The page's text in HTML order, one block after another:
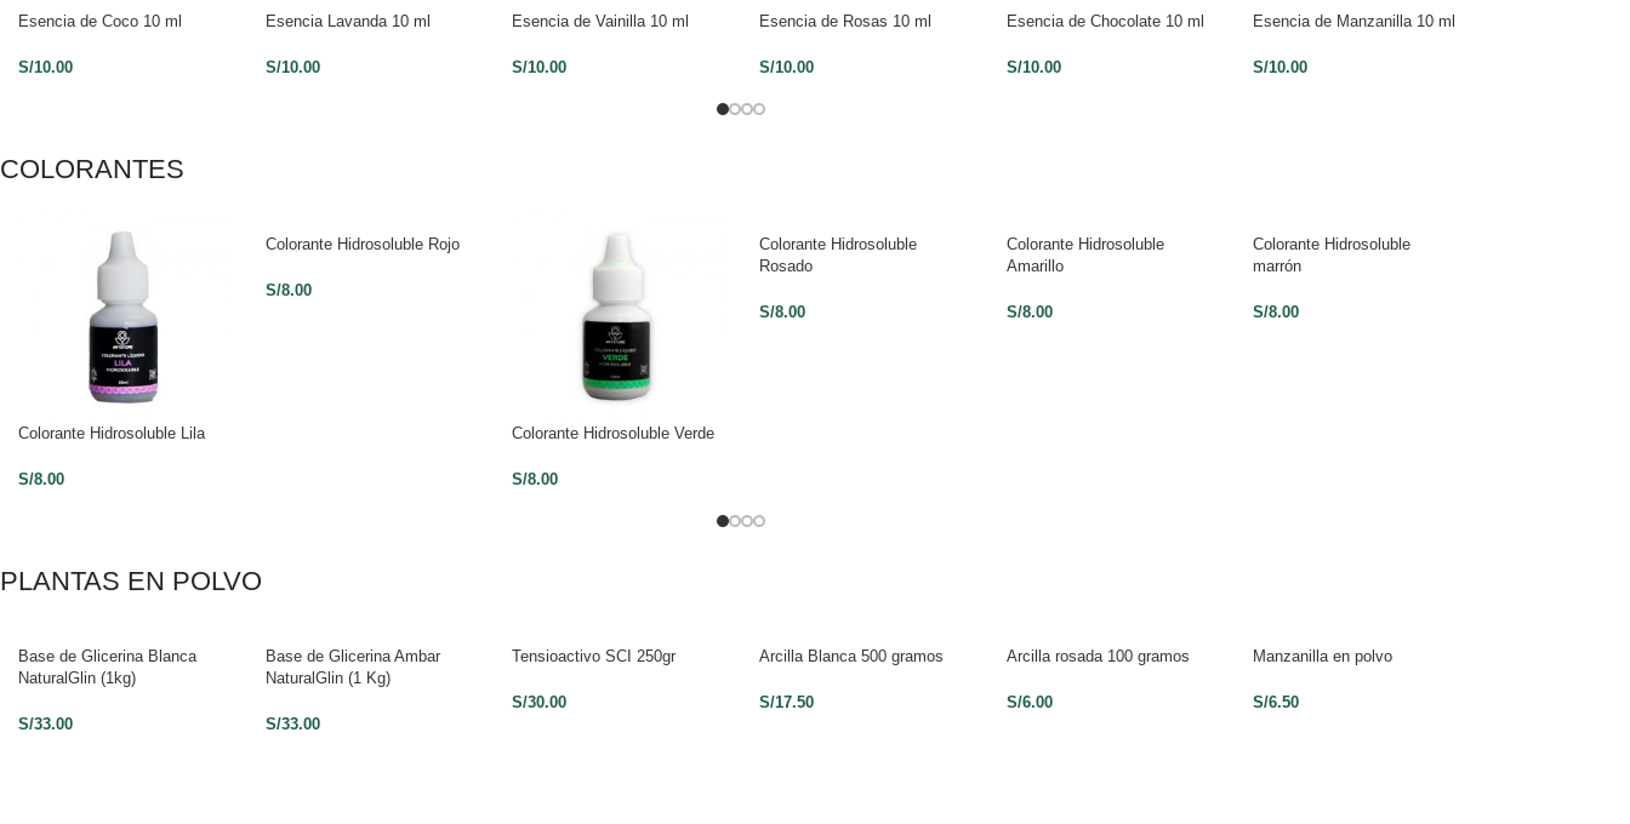
Esencia de Coco 10 ml
S/10.00
Esencia Lavanda 10 ml
S/10.00
Esencia de Vainilla 10 ml
S/10.00
Esencia de Rosas 10 ml
S/10.00
Esencia de Chocolate 10 ml
S/10.00
Esencia de Manzanilla 10 ml
S/10.00
COLORANTES
Colorante Hidrosoluble Lila
S/8.00
Colorante Hidrosoluble Rojo
S/8.00
Colorante Hidrosoluble Verde
S/8.00
Colorante Hidrosoluble
Rosado
S/8.00
Colorante Hidrosoluble
Amarillo
S/8.00
Colorante Hidrosoluble
marrón
S/8.00
PLANTAS EN POLVO
Base de Glicerina Blanca
NaturalGlin (1kg)
S/33.00
Base de Glicerina Ambar
NaturalGlin (1 Kg)
S/33.00
Tensioactivo SCI 250gr
S/30.00
Arcilla Blanca 500 gramos
S/17.50
Arcilla rosada 100 gramos
S/6.00
Manzanilla en polvo
S/6.50